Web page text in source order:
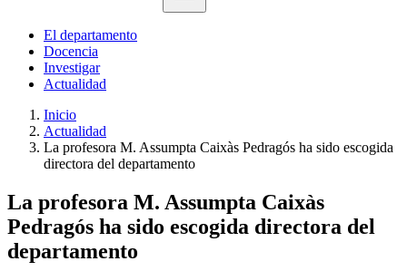
El departamento
Docencia
Investigar
Actualidad
Inicio
Actualidad
La profesora M. Assumpta Caixàs Pedragós ha sido escogida
directora del departamento
La profesora M. Assumpta Caixàs
Pedragós ha sido escogida directora del
departamento